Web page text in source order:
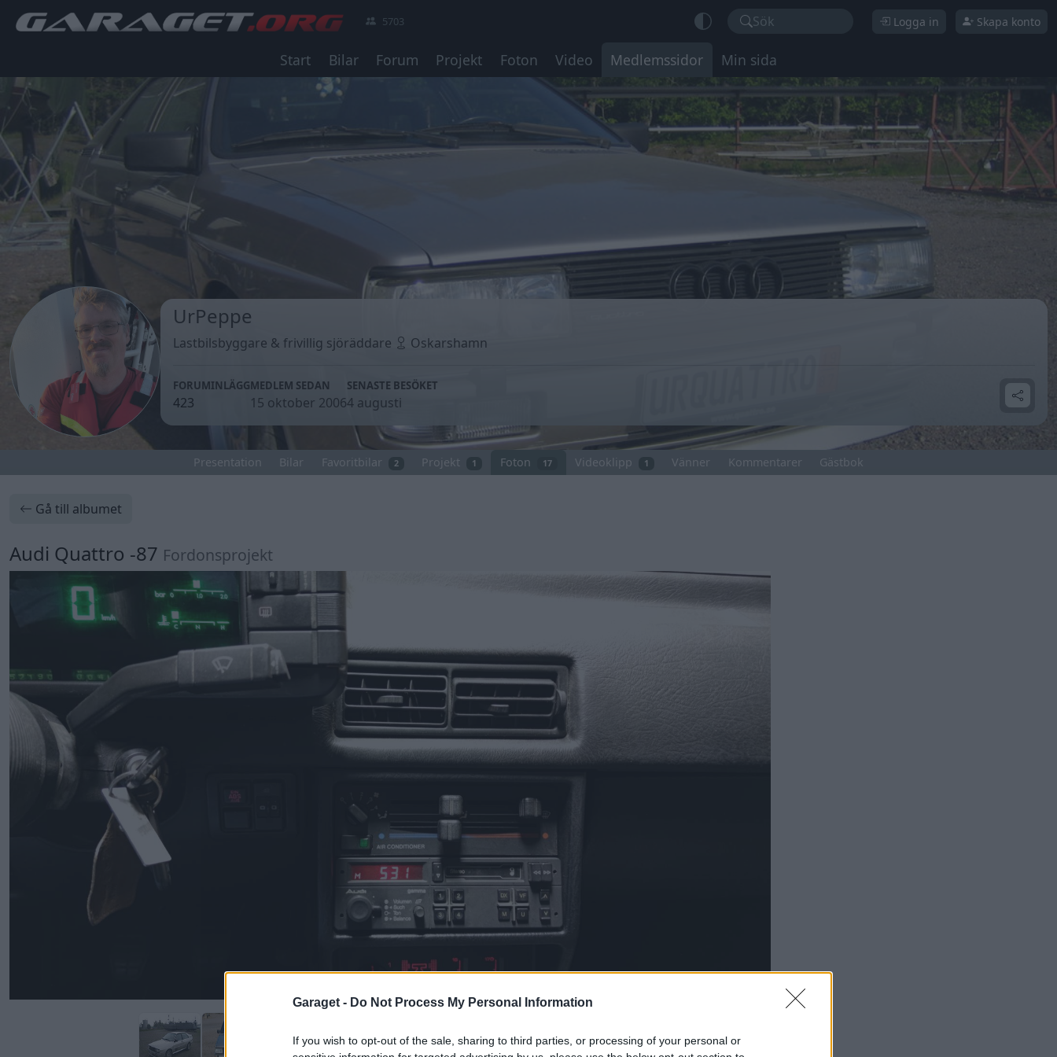
Garaget - Do Not Process My Personal Information
If you wish to opt-out of the sale, sharing to third parties, or processing of your personal or
5703 Sök Logga in Skapa konto
Start Bilar Forum Projekt Foton Video Medlemssidor Min sida
UrPeppe
Lastbilsbyggare & frivillig sjöräddare Oskarshamn
FORUMINLÄGG
423
MEDLEM SEDAN
15 oktober 2006
SENASTE BESÖKET
4 augusti
Presentation Bilar Favoritbilar 2 Projekt 1 Foton 17 Videoklipp 1 Vänner Kommentarer Gästbok
Gå till albumet
Audi Quattro -87 Fordonsprojekt